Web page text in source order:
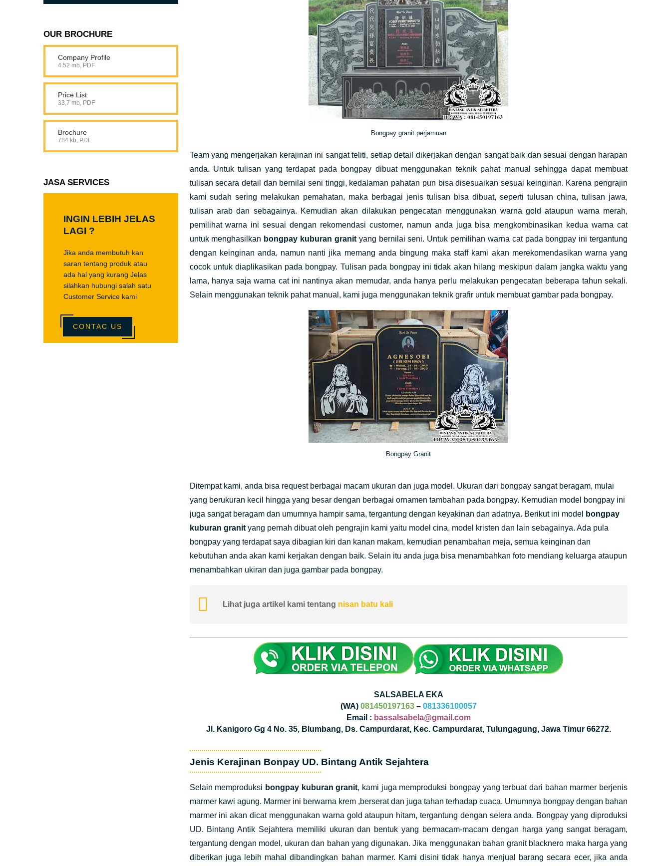
Bongpay granit perjamuan
Team yang mengerjakan kerajinan ini sangat teliti, setiap detail dikerjakan dengan sangat baik dan sesuai dengan harapan
anda. Untuk tulisan yang terdapat pada bongpay dibuat menggunakan teknik pahat manual sehingga dapat membuat
tulisan secara detail dan bernilai seni tinggi, kedalaman pahatan pun bisa disesuaikan sesuai keinginan. Karena pengrajin
kami sudah sering melakukan pemahatan, maka berbagai jenis tulisan bisa dibuat, seperti tulusan china, tulisan jawa,
tulisan arab dan sebagainya. Kemudian akan dilakukan pengecatan menggunakan warna gold ataupun warna merah,
pemilihat warna ini sesuai dengan rekomendasi customer, namun anda juga bisa mengkombinasikan kedua warna cat
untuk menghasilkan bongpay kuburan granit yang bernilai seni. Untuk pemilihan warna cat pada bongpay ini tergantung
dengan keinginan anda, namun nanti jika memang anda bingung maka staff kami akan merekomendasikan warna yang
cocok untuk diaplikasikan pada bongpay. Tulisan pada bongpay ini tidak akan hilang meskipun dalam jangka waktu yang
lama, hanya saja warna cat ini nantinya akan memudar, anda hanya perlu melakukan pengecatan beberapa tahun sekali.
Selain menggunakan teknik pahat manual, kami juga menggunakan teknik grafir untuk membuat gambar pada bongpay.
Bongpay Granit
Ditempat kami, anda bisa request berbagai macam ukuran dan juga model. Ukuran dari bongpay sangat beragam, mulai
yang berukuran kecil hingga yang besar dengan berbagai ornamen tambahan pada bongpay. Kemudian model bongpay ini
juga sangat beragam dan umumnya hampir sama, tergantung dengan keyakinan dan adatnya. Berikut ini model
bongpay
kuburan granityang pernah dibuat oleh pengrajin kami yaitu model cina, model kristen dan lain sebagainya. Ada pula
bongpay yang terdapat saya dibagian kiri dan kanan makam, kemudian penambahan meja, semua keinginan dan
kebutuhan anda akan kami kerjakan dengan baik. Selain itu anda juga bisa menambahkan foto mendiang keluarga ataupun
menambahkan ukiran dan juga gambar pada bongpay.
Lihat juga artikel kami tentang nisan batu kali
SALSABELA EKA
(WA) 081450197163– 081336100057
Email : bassalsabela@gmail.com
Jl. Kanigoro Gg 4 No. 35, Blumbang, Ds. Campurdarat, Kec. Campurdarat, Tulungagung, Jawa Timur 66272.
Jenis Kerajinan Bonpay UD. Bintang Antik Sejahtera
Selain memproduksi bongpay kuburan granit, kami juga memproduksi bongpay yang terbuat dari bahan marmer berjenis
marmer kawi agung. Marmer ini berwarna krem ,berserat dan juga tahan terhadap cuaca. Umumnya bongpay dengan bahan
marmer ini akan dicat menggunakan warna gold ataupun hitam, tergantung dengan selera anda. Bongpay yang diproduksi
UD. Bintang Antik Sejahtera memiliki ukuran dan bentuk yang bermacam-macam dengan harga yang sangat beragam,
tergantung dengan model, ukuran dan bahan yang digunakan. Jika menggunakan bahan granit blacknero maka harga yang
diberikan juga lebih mahal dibandingkan bahan marmer. Kami disini tidak hanya menjual barang secara ecer, jika anda
OUR BROCHURE
Company Profile
4.52 mb, PDF
Price List
33,7 mb, PDF
Brochure
784 kb, PDF
JASA SERVICES
INGIN LEBIH JELAS
LAGI ?
Jika anda membutuh kan
saran tentang produk atau
ada hal yang kurang Jelas
silahkan hubungi salah satu
Customer Service kami
CONTAC US